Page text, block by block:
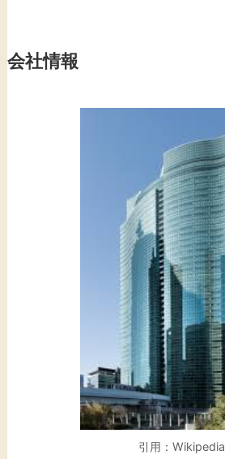
会社情報
引用：Wikipedia